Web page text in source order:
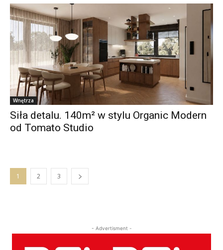
Wnętrza
Siła detalu. 140m² w stylu Organic Modern
od Tomato Studio
1 2 3
- Advertisment -